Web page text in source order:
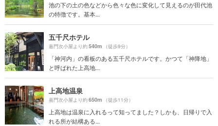
池の下の土の色などから色々な色に変化して見えるのが田代池
の特徴です。基本...
五千尺ホテル
嘉門次小屋より約540m （徒歩9分）
「神河内」の看板のある五千尺ホテルです。かつて「神降地」
と呼ばれた上高地...
上高地温泉
嘉門次小屋より約650m （徒歩11分）
上高地は温泉に入れるって知ってました？しかも、日帰りで入
れる所が結構ある...